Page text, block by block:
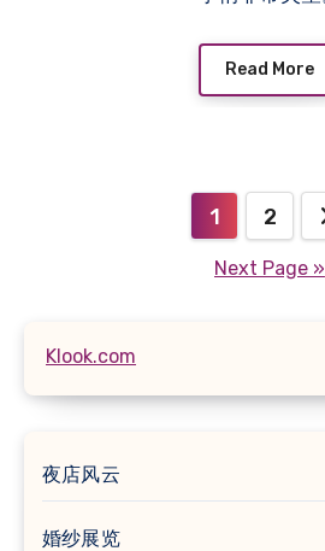
Read More
pagination
1 2
Next Page »
Klook.com
夜店风云
婚纱展览